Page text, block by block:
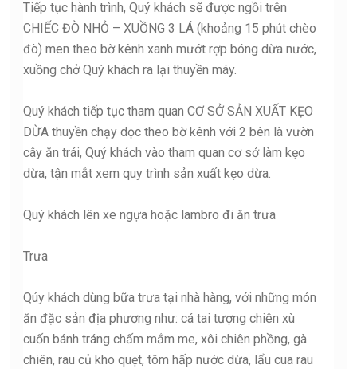
Tiếp tục hành trình, Quý khách sẽ được ngồi trên
CHIẾC ĐÒ NHỎ – XUỒNG 3 LÁ (khoảng 15 phút chèo
đò) men theo bờ kênh xanh mướt rợp bóng dừa nước,
xuồng chở Quý khách ra lại thuyền máy.
Quý khách tiếp tục tham quan CƠ SỞ SẢN XUẤT KẸO
DỪA thuyền chạy dọc theo bờ kênh với 2 bên là vườn
cây ăn trái, Quý khách vào tham quan cơ sở làm kẹo
dừa, tận mắt xem quy trình sản xuất kẹo dừa.
Quý khách lên xe ngựa hoặc lambro đi ăn trưa
Trưa
Qúy khách dùng bữa trưa tại nhà hàng, với những món
ăn đặc sản địa phương như: cá tai tượng chiên xù
cuốn bánh tráng chấm mắm me, xôi chiên phồng, gà
chiên, rau củ kho quẹt, tôm hấp nước dừa, lẩu cua rau